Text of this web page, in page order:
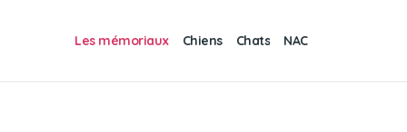
Les mémoriaux Chiens Chats NAC